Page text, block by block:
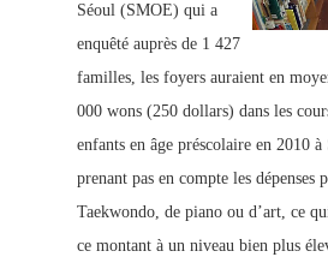
Séoul (SMOE) qui a
enquêté auprès de 1 427
familles, les foyers auraient en
000 wons (250 dollars) dans les
enfants en âge préscolaire en 2010 à
prenant pas en compte les dépenses
Taekwondo, de piano ou d’art, ce
ce montant à un niveau bien plus